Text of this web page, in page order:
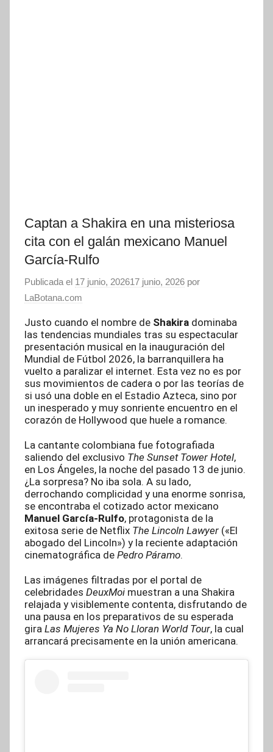
Captan a Shakira en una misteriosa
cita con el galán mexicano Manuel
García-Rulfo
Publicada el 17 junio, 202617 junio, 2026 por
LaBotana.com
Justo cuando el nombre de Shakira dominaba
las tendencias mundiales tras su espectacular
presentación musical en la inauguración del
Mundial de Fútbol 2026, la barranquillera ha
vuelto a paralizar el internet. Esta vez no es por
sus movimientos de cadera o por las teorías de
si usó una doble en el Estadio Azteca, sino por
un inesperado y muy sonriente encuentro en el
corazón de Hollywood que huele a romance.
La cantante colombiana fue fotografiada
saliendo del exclusivo The Sunset Tower Hotel,
en Los Ángeles, la noche del pasado 13 de junio.
¿La sorpresa? No iba sola. A su lado,
derrochando complicidad y una enorme sonrisa,
se encontraba el cotizado actor mexicano
Manuel García-Rulfo, protagonista de la
exitosa serie de Netflix The Lincoln Lawyer («El
abogado del Lincoln») y la reciente adaptación
cinematográfica de Pedro Páramo.
Las imágenes filtradas por el portal de
celebridades DeuxMoi muestran a una Shakira
relajada y visiblemente contenta, disfrutando de
una pausa en los preparativos de su esperada
gira Las Mujeres Ya No Lloran World Tour, la cual
arrancará precisamente en la unión americana.